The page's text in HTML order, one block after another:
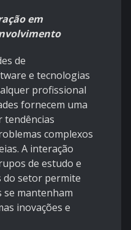
em
de
e tecnologias
profissional
fornecem uma
tendências
complexos
A interação
de estudo e
do setor permite
se mantenham
inovações e